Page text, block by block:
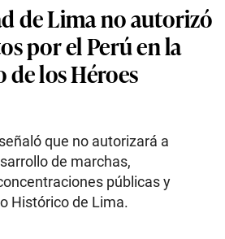
de Lima no autorizó
por el Perú en la
de los Héroes
que no autorizará a
de marchas,
públicas y
Histórico de Lima.